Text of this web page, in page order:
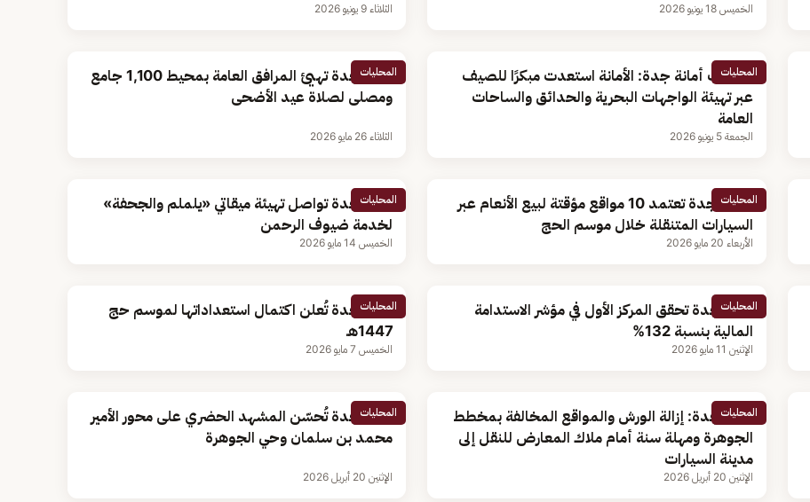
الخميس 18 يونيو 2026 الثلاثاء 9 يونيو 2026
المحليات
متحدث أمانة جدة: الأمانة استعدت مبكرًا للصيف
عبر تهيئة الواجهات البحرية والحدائق والساحات
العامة
الجمعة 5 يونيو 2026
المحليات
أمانة جدة تهيئ المرافق العامة بمحيط 1,100 جامع
ومصلى لصلاة عيد الأضحى
الثلاثاء 26 مايو 2026
المحليات
‎ أمانة جدة تعتمد 10 مواقع مؤقتة لبيع الأنعام عبر
السيارات المتنقلة خلال موسم الحج
الأربعاء 20 مايو 2026
المحليات
أمانة جدة تواصل تهيئة ميقاتي «يلملم والجحفة»
لخدمة ضيوف الرحمن
الخميس 14 مايو 2026
المحليات
أمانة جدة تحقق المركز الأول في مؤشر الاستدامة
المالية بنسبة 132%
الإثنين 11 مايو 2026
المحليات
أمانة جدة تُعلن اكتمال استعداداتها لموسم حج
1447هـ
الخميس 7 مايو 2026
المحليات
أمانة جدة: إزالة الورش والمواقع المخالفة بمخطط
الجوهرة ومهلة سنة أمام ملاك المعارض للنقل إلى
مدينة السيارات
الإثنين 20 أبريل 2026
المحليات
أمانة جدة تُحسّن المشهد الحضري على محور الأمير
محمد بن سلمان وحي الجوهرة
الإثنين 20 أبريل 2026